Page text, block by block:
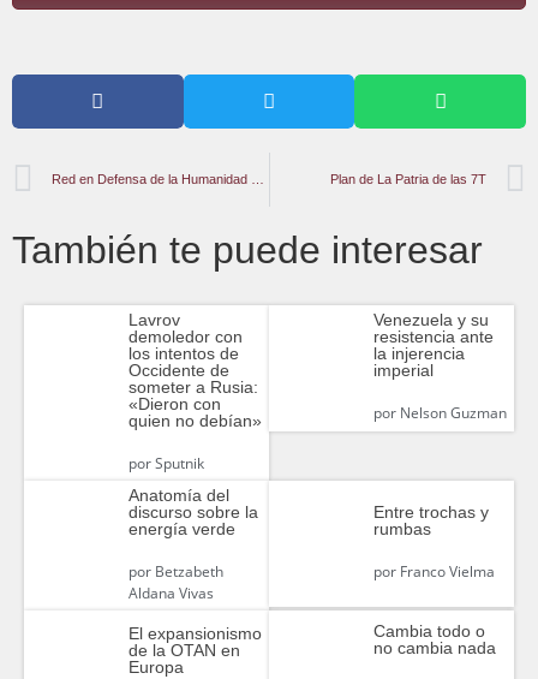
Plan de La Patria de las 7T
También te puede interesar
Lavrov
demoledor con
los intentos de
Occidente de
someter a Rusia:
«Dieron con
quien no debían»
porSputnik
Venezuela y su
resistencia ante
la injerencia
imperial
porNelson Guzman
Anatomía del
discurso sobre la
energía verde
porBetzabeth
Aldana Vivas
Entre trochas y
rumbas
porFranco Vielma
El expansionismo
de la OTAN en
Europa‎
Cambia todo o
no cambia nada